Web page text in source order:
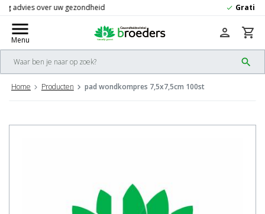
check Gratis
menu
Menu
search
person shopping_cart
Home Producten pad wondkompres 7,5x7,5cm 100st